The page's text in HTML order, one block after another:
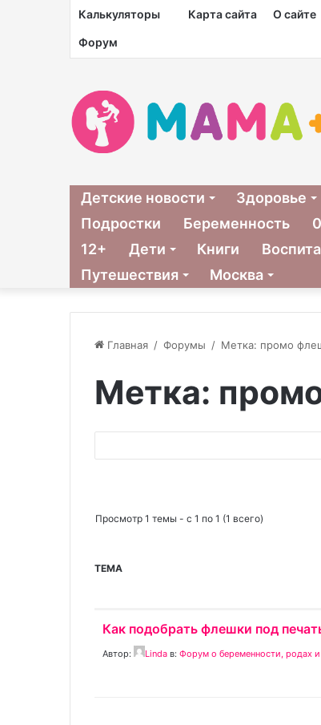
Калькуляторы Карта сайта О сайте
Форум
Детские новости Здоровье
Подростки
Беременность
12+
Дети Книги
Путешествия
Москва
Главная / Форумы / Метка: промо
Метка:
Просмотр 1 темы - с 1 по 1 (1 всего)
ТЕМА
Как подобрать флешки под
Автор: Linda в: Форум о беременности, родах и